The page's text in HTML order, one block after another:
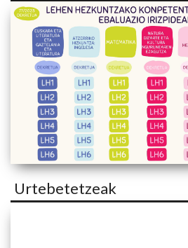
Urtebetetzeak